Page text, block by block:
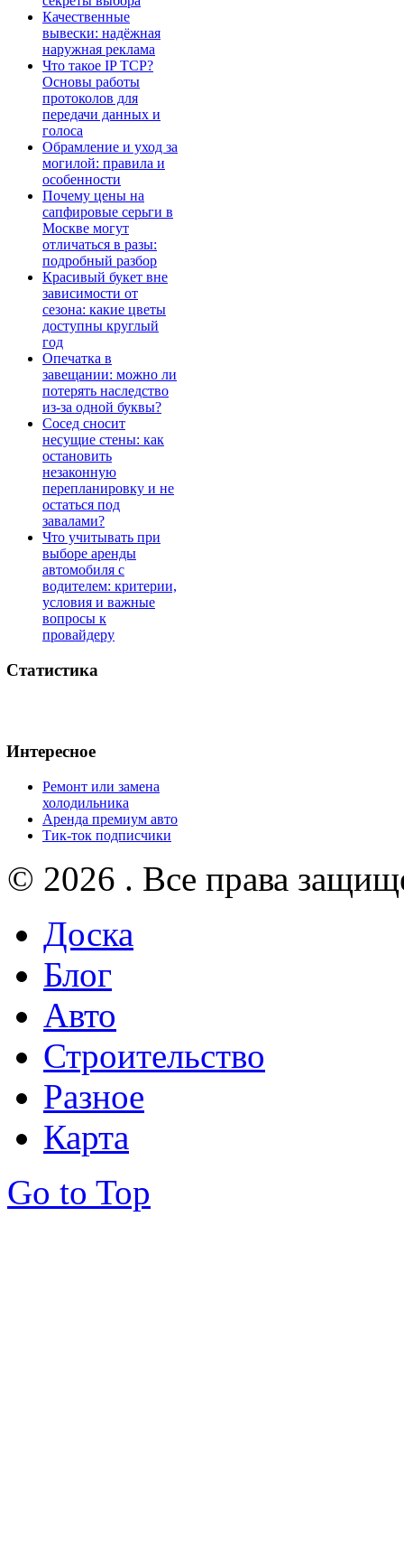
Качественные
вывески: надёжная
наружная реклама
Что такое IP TCP?
Основы работы
протоколов для
передачи данных и
голоса
Обрамление и уход за
могилой: правила и
особенности
Почему цены на
сапфировые серьги в
Москве могут
отличаться в разы:
подробный разбор
Красивый букет вне
зависимости от
сезона: какие цветы
доступны круглый
год
Опечатка в
завещании: можно ли
потерять наследство
из-за одной буквы?
Сосед сносит
несущие стены: как
остановить
незаконную
перепланировку и не
остаться под
завалами?
Что учитывать при
выборе аренды
автомобиля с
водителем: критерии,
условия и важные
вопросы к
провайдеру
Статистика
Интересное
Ремонт или замена
холодильника
Аренда премиум авто
Тик-ток подписчики
© 2026 . Все права
Доска
Блог
Авто
Строительство
Разное
Карта
Go to Top